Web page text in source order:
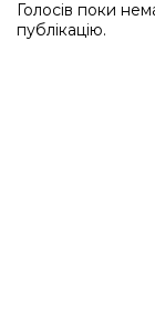
Голосів поки
публікацію.